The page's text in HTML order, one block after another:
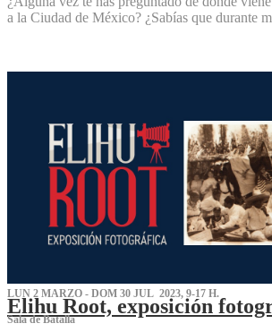
a la Ciudad de México? ¿Sabías que durante
LUN 2 MARZO - DOM 30 JUL 2023, 9-17 H.
Elihu Root, exposición
Sala de Batalla